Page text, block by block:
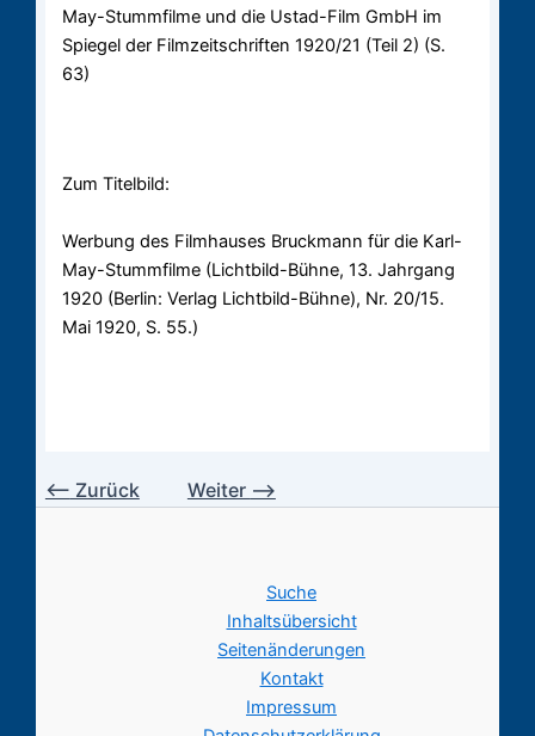
May-Stummfilme und die Ustad-Film GmbH im
Spiegel der Filmzeitschriften 1920/21 (Teil 2) (S.
63)
Zum Titelbild:
Werbung des Filmhauses Bruckmann für die Karl-
May-Stummfilme (Lichtbild-Bühne, 13. Jahrgang
1920 (Berlin: Verlag Lichtbild-Bühne), Nr. 20/15.
Mai 1920, S. 55.)
⟵ Zurück Weiter ⟶
Suche
Inhaltsübersicht
Seitenänderungen
Kontakt
Impressum